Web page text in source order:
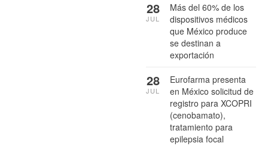
Más del 60% de los
dispositivos médicos
que México produce
se destinan a
exportación
28
JUL
Eurofarma presenta
en México solicitud de
registro para XCOPRI
(cenobamato),
tratamiento para
epilepsia focal
28
JUL